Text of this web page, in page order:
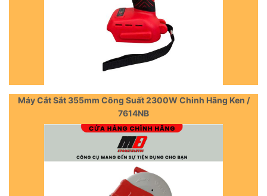
Máy Cắt Sắt 355mm Công Suất 2300W Chinh Hãng Ken /
7614NB